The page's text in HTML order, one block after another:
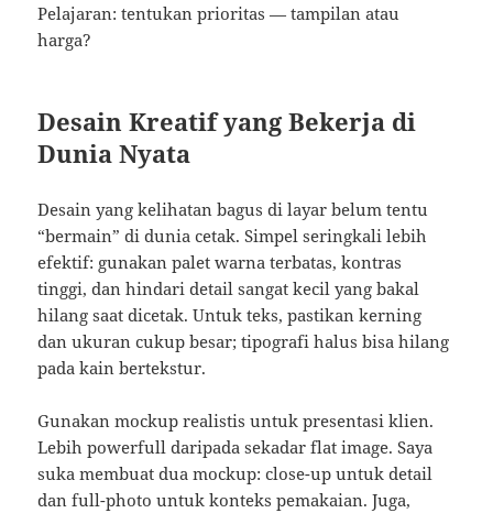
Pelajaran: tentukan prioritas — tampilan atau
harga?
Desain Kreatif yang Bekerja di
Dunia Nyata
Desain yang kelihatan bagus di layar belum tentu
“bermain” di dunia cetak. Simpel seringkali lebih
efektif: gunakan palet warna terbatas, kontras
tinggi, dan hindari detail sangat kecil yang bakal
hilang saat dicetak. Untuk teks, pastikan kerning
dan ukuran cukup besar; tipografi halus bisa hilang
pada kain bertekstur.
Gunakan mockup realistis untuk presentasi klien.
Lebih powerfull daripada sekadar flat image. Saya
suka membuat dua mockup: close-up untuk detail
dan full-photo untuk konteks pemakaian. Juga,